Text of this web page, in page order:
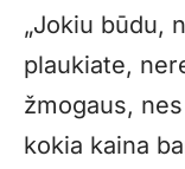
„Jokiu būdu,
plaukiate,
žmogaus,
kokia kaina